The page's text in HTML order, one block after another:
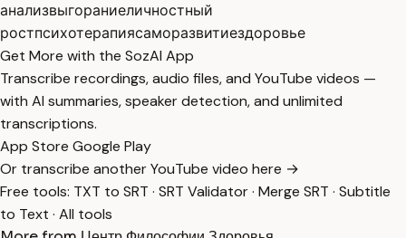
анализвыгораниеличностный
ростпсихотерапиясаморазвитиездоровье
Get More with the SozAI App
Transcribe recordings, audio files, and YouTube videos —
with AI summaries, speaker detection, and unlimited
transcriptions.
App Store Google Play
Or transcribe another YouTube video here →
Free tools: TXT to SRT · SRT Validator· Merge SRT · Subtitle
to Text · All tools